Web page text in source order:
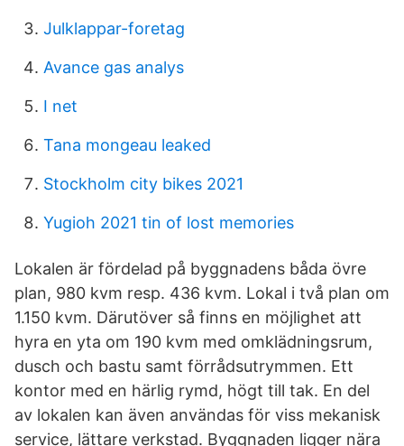
Julklappar-foretag
Avance gas analys
I net
Tana mongeau leaked
Stockholm city bikes 2021
Yugioh 2021 tin of lost memories
Lokalen är fördelad på byggnadens båda övre
plan, 980 kvm resp. 436 kvm. Lokal i två plan om
1.150 kvm. Därutöver så finns en möjlighet att
hyra en yta om 190 kvm med omklädningsrum,
dusch och bastu samt förrådsutrymmen. Ett
kontor med en härlig rymd, högt till tak. En del
av lokalen kan även användas för viss mekanisk
service, lättare verkstad. Byggnaden ligger nära